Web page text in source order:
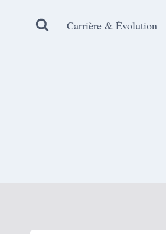
Carrière & Évolution